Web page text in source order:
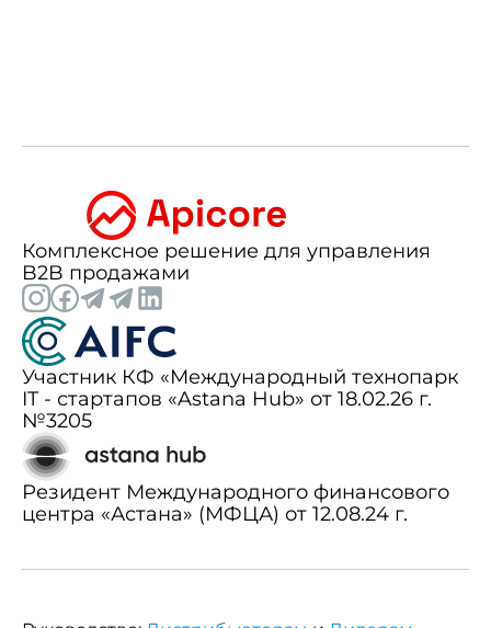
Комплексное решение для управления
B2B продажами
Участник КФ «Международный технопарк
IT - стартапов «Astana Hub» от 18.02.26 г.
№3205
Резидент Международного финансового
центра «Астана» (МФЦА) от 12.08.24 г.